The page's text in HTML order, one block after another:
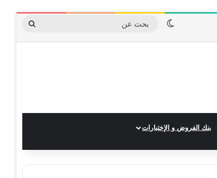
الوضع المظلم
بحث
عن
بنك الفروض و الإختبارات